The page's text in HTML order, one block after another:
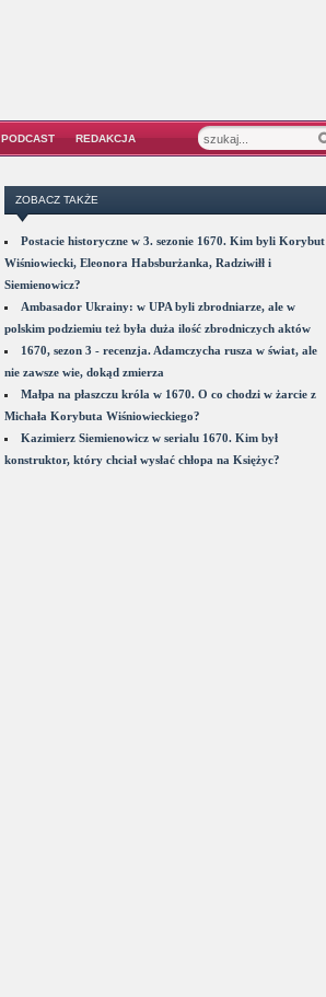
PODCAST REDAKCJA
ZOBACZ TAKŻE
Postacie historyczne w 3. sezonie 1670. Kim byli Korybut
Wiśniowiecki, Eleonora Habsburżanka, Radziwiłł i
Siemienowicz?
Ambasador Ukrainy: w UPA byli zbrodniarze, ale w
polskim podziemiu też była duża ilość zbrodniczych aktów
1670, sezon 3 - recenzja. Adamczycha rusza w świat, ale
nie zawsze wie, dokąd zmierza
Małpa na płaszczu króla w 1670. O co chodzi w żarcie z
Michała Korybuta Wiśniowieckiego?
Kazimierz Siemienowicz w serialu 1670. Kim był
konstruktor, który chciał wysłać chłopa na Księżyc?